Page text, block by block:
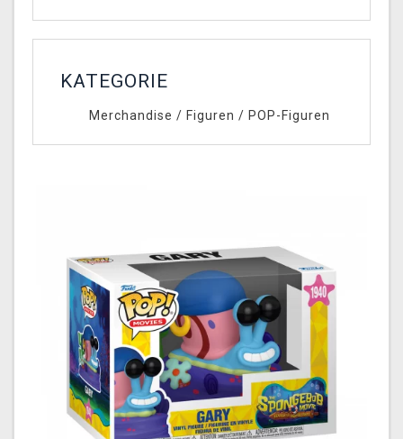
KATEGORIE
Merchandise / Figuren / POP-Figuren